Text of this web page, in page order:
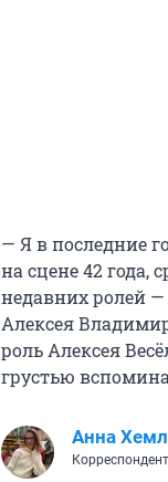
— Я в последние
на сцене 42 года,
недавних ролей —
Алексея
роль Алексея
грустью
Анна